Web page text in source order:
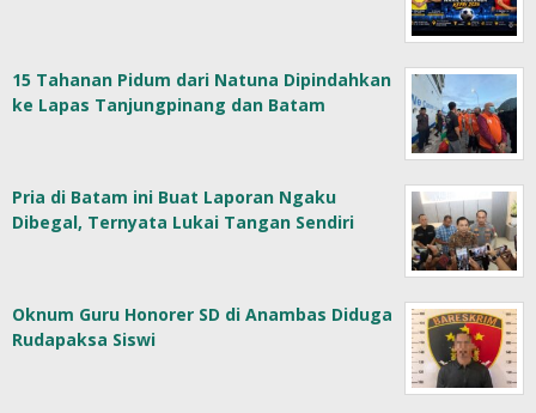
15 Tahanan Pidum dari Natuna Dipindahkan
ke Lapas Tanjungpinang dan Batam
Pria di Batam ini Buat Laporan Ngaku
Dibegal, Ternyata Lukai Tangan Sendiri
Oknum Guru Honorer SD di Anambas Diduga
Rudapaksa Siswi